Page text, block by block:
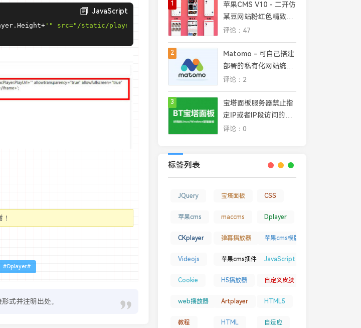
JavaScript
. Height+'" src="/static/player/18ma-dp/?url='+MacPlayer.
Dplayer
式并注明出处。
1
苹果CMS V10 - 二开仿
某豆网站粉红色精致模
板
评论：47
2
Matomo - 可自己搭建
部署的私有化网站统计
平台，完全掌控网站数
据安全和隐私
评论：2
3
宝塔面板服务器禁止指
定IP或者IP段访问的几
种常见方法
评论：0
标签列表
JQuery 宝塔面板 CSS
苹果cms maccms Dplayer
CKplayer 弹幕播放器 苹果cms模版
Videojs 苹果cms插件 JavaScript
Cookie H5播放器 自定义皮肤
web播放器 Artplayer HTML5
教程 HTML 自适应